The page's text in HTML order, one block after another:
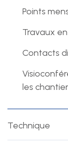
Points
Travaux
Contacts
les
Technique